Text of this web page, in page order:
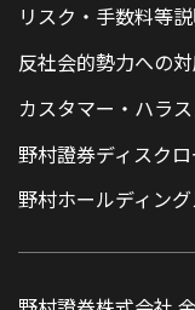
リスク・手数料等
反社会的勢力への
カスタマー・ハラ
野村證券ディスク
野村ホールディン